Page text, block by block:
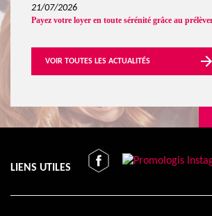
21/07/2026
Payez votre loyer en toute sérénité grâce au
VOIR TOUTES LES ACTUALITÉS
LIENS UTILES